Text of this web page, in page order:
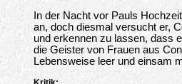
In der Nacht vor Pauls
an, doch diesmal versucht er,
und erkennen zu lassen, dass
die Geister von Frauen aus
Lebensweise leer und einsam